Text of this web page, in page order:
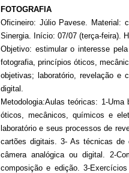
FOTOGRAFIA
Oficineiro: Júlio Pavese. Material:
Sinergia. Início: 07/07 (terça-feira).
Objetivo: estimular o interesse
fotografia, princípios óticos,
objetivas; laboratório, revelação e
digital.
Metodologia:Aulas teóricas: 1-
óticos, mecânicos, químicos e
laboratório e seus processos de
cartões digitais. 3- As técnicas de
câmera analógica ou digital. 2-
composição e edição. 3-